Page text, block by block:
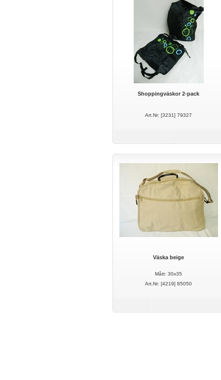
Shoppingväskor 2-pack
Art.Nr: [3231] 79327
Väska beige
Mått: 30x35
Art.Nr: [4219] 85050